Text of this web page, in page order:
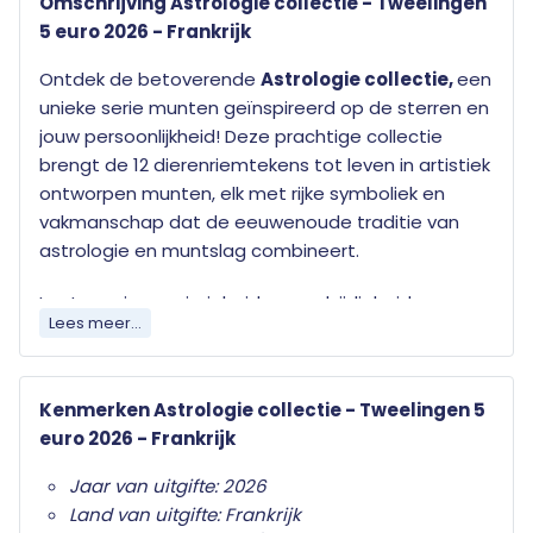
5 euro 2026 - Frankrijk
Ontdek de betoverende Astrologie collectie,een
unieke serie munten geïnspireerd op de sterren en
jouw persoonlijkheid! Deze prachtige collectie
brengt de 12 dierenriemtekens tot leven in artistiek
ontworpen munten, elk met rijke symboliek en
vakmanschap dat de eeuwenoude traditie van
astrologie en muntslag combineert.
Laat uw nieuwsgierigheid en veelzijdigheid
schitteren met de astrologische munt
Tweelingenuit de exclusieve Astrologie collectie.
communicatie, intelligentie en flexibiliteit –
eigenschappen die tot leven komen in het
speelse, dynamische ontwerp en het verfijnde
vakmanschap van deze bijzondere munt. Elk detail
Lees meer...
Kenmerken Astrologie collectie - Tweelingen 5
euro 2026 - Frankrijk
Jaar van uitgifte: 2026
Land van uitgifte: Frankrijk